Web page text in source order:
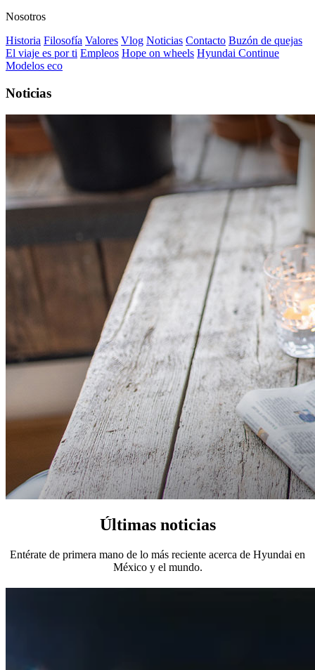
Nosotros
Historia Filosofía Valores Vlog Noticias Contacto Buzón de quejas
El viaje es por ti Empleos Hope on wheels Hyundai Continue
Modelos eco
Noticias
Últimas noticias
Entérate de primera mano de lo más reciente acerca de Hyundai en
México y el mundo.